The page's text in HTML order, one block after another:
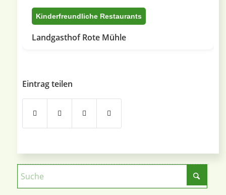
Kinderfreundliche Restaurants
Landgasthof Rote Mühle
Eintrag teilen